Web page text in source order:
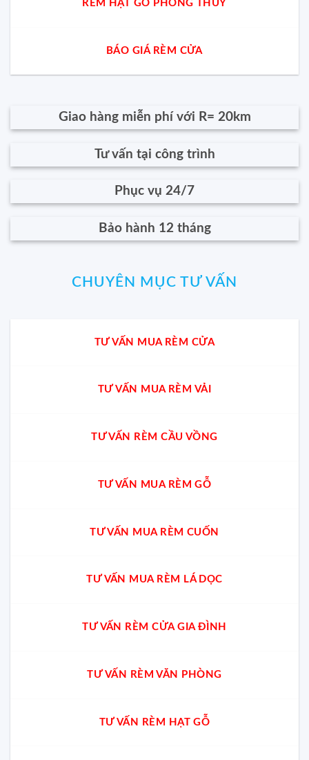
RÈM HẠT GỖ PHONG THỦY
BÁO GIÁ RÈM CỬA
Giao hàng miễn phí với R= 20km
Tư vấn tại công trình
Phục vụ 24/7
Bảo hành 12 tháng
CHUYÊN MỤC TƯ VẤN
TƯ VẤN MUA RÈM CỬA
TƯ VẤN MUA RÈM VẢI
TƯ VẤN RÈM CẦU VỒNG
TƯ VẤN MUA RÈM GỖ
TƯ VẤN MUA RÈM CUỐN
TƯ VẤN MUA RÈM LÁ DỌC
TƯ VẤN RÈM CỬA GIA ĐÌNH
TƯ VẤN RÈM VĂN PHÒNG
TƯ VẤN RÈM HẠT GỖ